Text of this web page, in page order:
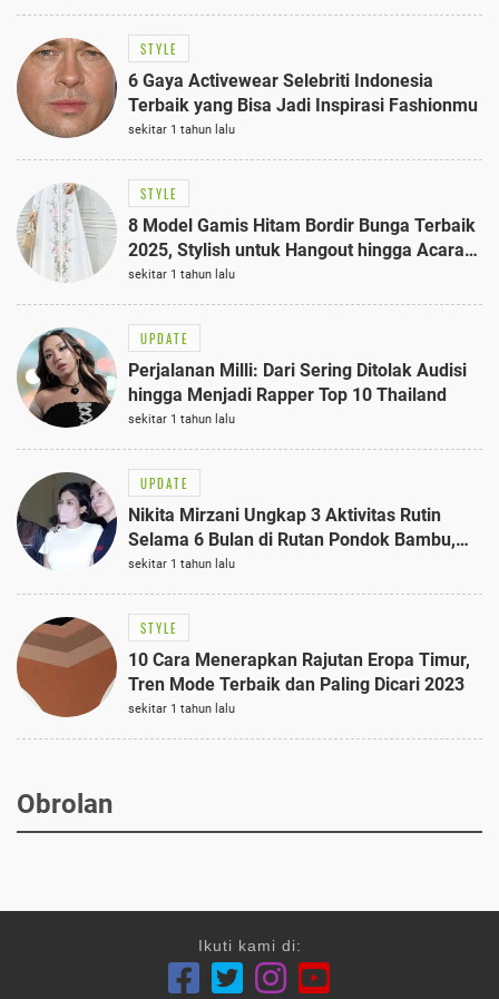
STYLE
6 Gaya Activewear Selebriti Indonesia
Terbaik yang Bisa Jadi Inspirasi Fashionmu
sekitar 1 tahun lalu
STYLE
8 Model Gamis Hitam Bordir Bunga Terbaik
2025, Stylish untuk Hangout hingga Acara
Semi-Formal
sekitar 1 tahun lalu
UPDATE
Perjalanan Milli: Dari Sering Ditolak Audisi
hingga Menjadi Rapper Top 10 Thailand
sekitar 1 tahun lalu
UPDATE
Nikita Mirzani Ungkap 3 Aktivitas Rutin
Selama 6 Bulan di Rutan Pondok Bambu,
Terungkap!
sekitar 1 tahun lalu
STYLE
10 Cara Menerapkan Rajutan Eropa Timur,
Tren Mode Terbaik dan Paling Dicari 2023
sekitar 1 tahun lalu
Obrolan
Ikuti kami di: